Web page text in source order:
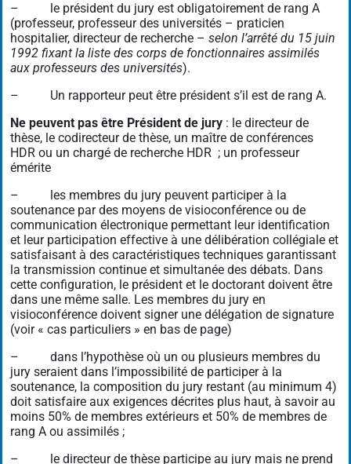
– le président du jury est obligatoirement de rang A
(professeur, professeur des universités – praticien
hospitalier, directeur de recherche – selon l’arrêté du 15 juin
1992 fixant la liste des corps de fonctionnaires assimilés
aux professeurs des universités).
– Un rapporteur peut être président s’il est de rang A.
Ne peuvent pas être Président de jury : le directeur de
thèse, le codirecteur de thèse, un maître de conférences
HDR ou un chargé de recherche HDR ; un professeur
émérite
– les membres du jury peuvent participer à la
soutenance par des moyens de visioconférence ou de
communication électronique permettant leur identification
et leur participation effective à une délibération collégiale et
satisfaisant à des caractéristiques techniques garantissant
la transmission continue et simultanée des débats. Dans
cette configuration, le président et le doctorant doivent être
dans une même salle. Les membres du jury en
visioconférence doivent signer une délégation de signature
(voir « cas particuliers » en bas de page)
– dans l’hypothèse où un ou plusieurs membres du
jury seraient dans l’impossibilité de participer à la
soutenance, la composition du jury restant (au minimum 4)
doit satisfaire aux exigences décrites plus haut, à savoir au
moins 50% de membres extérieurs et 50% de membres de
rang A ou assimilés ;
– le directeur de thèse participe au jury mais ne prend